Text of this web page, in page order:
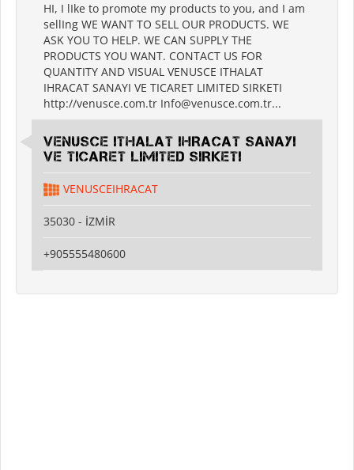
HI, I lIke to promote my products to you, and I am
sellIng WE WANT TO SELL OUR PRODUCTS. WE
ASK YOU TO HELP. WE CAN SUPPLY THE
PRODUCTS YOU WANT. CONTACT US FOR
QUANTITY AND VISUAL VENUSCE ITHALAT
IHRACAT SANAYI VE TICARET LIMITED SIRKETI
http://venusce.com.tr Info@venusce.com.tr...
VENUSCE ITHALAT IHRACAT SANAYI
VE TICARET LIMITED SIRKETI
VENUSCEIHRACAT
35030 - İZMİR
+905555480600